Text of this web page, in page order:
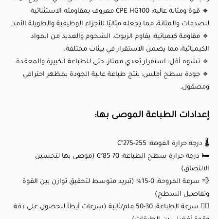
🏃‍♂️ سرعة الطباعة: 30-50 ملم/ثانية (سرعات أبطأ للحصول على
دقة وقوة أفضل بين الطبقات)
⭕ حجم الفوهة: 0.4 ملم (0.6 ملم موصى به للطباعات الكبيرة)
HG100 (أبيض شبحي):
هذا الخيط مثالي لمجموعة واسعة من المشاريع، بما في ذلك:
ومتينة.
⚙️ المكونات الصناعية: مناسبة لتصنيع أجزاء قوية وموثوقة مثل
التروس، الدعامات، والحاويات.
🚗 تطبيقات السيارات: مثالية لإنتاج مكونات مقاومة للمواد
🔹 قوة ومتانة عالية: CPE HG100 معروف بمقاومته الاستثنائية
للصدمات والمتانة، مما يجعله مثاليًا للأجزاء الوظيفية والطويلة الأمد.
🔹 مقاومة كيميائية: يقاوم الزيوت، الشحوم والعديد من المواد
الكيميائية، مما يضمن الاستقرار في بيئات مختلفة.
🔹 تشوه أقل: استقرار بُعدي ممتاز، حتى للطباعة الكبيرة والمعقدة.
🔹 جودة سطح أملس: ينتج طباعة عالية الجودة بمظهر احترافي
ومصقول.
إعدادات الطباعة الموصى بها:
🌡️ درجة حرارة الفوهة: 255-275°C
🛏️ درجة حرارة سطح الطباعة: 70-85°C (موصى بها لتحسين
الالتصاق)
💨 سرعة المروحة: 0-15% (تبريد متوسط لتحقيق توازن بين القوة
وتفاصيل السطح)
🏃‍♂️ سرعة الطباعة: 30-50 ملم/ثانية (سرعات أبطأ للحصول على دقة